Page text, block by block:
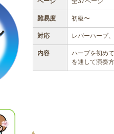
難易度 初級〜
対応 レバーハープ
内容
ハープを初め
を通して演奏